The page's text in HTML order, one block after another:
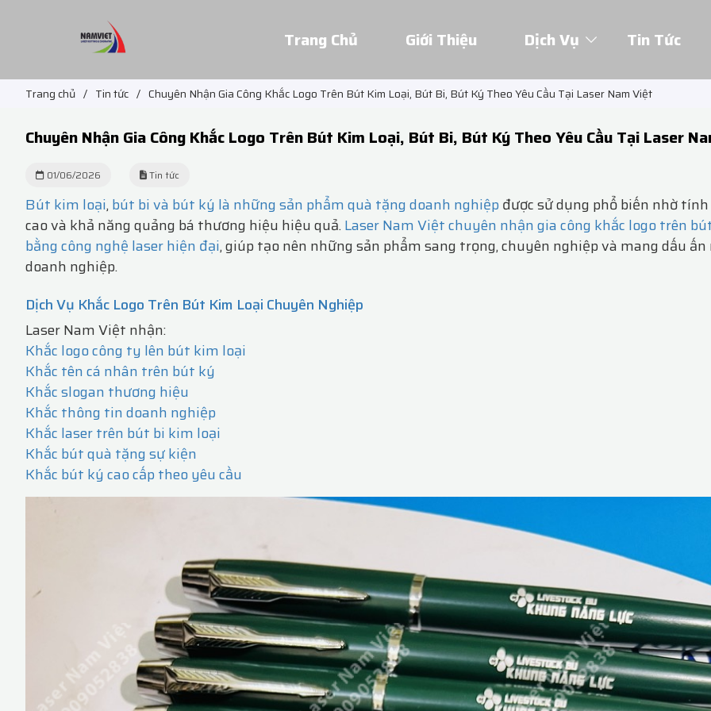
Trang Chủ Giới Thiệu Dịch Vụ Tin Tức
Trang chủ / Tin tức / Chuyên Nhận Gia Công Khắc Logo Trên Bút Kim Loại, Bút Bi, Bút Ký Theo Yêu Cầu Tại Laser Nam Việt
Chuyên Nhận Gia Công Khắc Logo Trên Bút Kim Loại, Bút Bi, Bút Ký Theo Yêu Cầu Tại Laser
01/06/2026 Tin tức
Bút kim loại,bút bi và bút ký là những sản phẩm quà tặng doanh nghiệp được sử dụng phổ biến nhờ
cao và khả năng quảng bá thương hiệu hiệu quả.Laser Nam Việt chuyên nhận gia công khắc logo trên
bằng công nghệ laser hiện đại, giúp tạo nên những sản phẩm sang trọng, chuyên nghiệp và mang dấu ấn
doanh nghiệp.
Dịch Vụ Khắc Logo Trên Bút Kim Loại Chuyên Nghiệp
Laser Nam Việt nhận:
Khắc logo công ty lên bút kim loại
Khắc tên cá nhân trên bút ký
Khắc slogan thương hiệu
Khắc thông tin doanh nghiệp
Khắc laser trên bút bi kim loại
Khắc bút quà tặng sự kiện
Khắc bút ký cao cấp theo yêu cầu